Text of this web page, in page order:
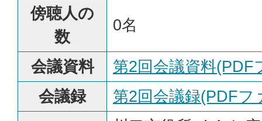
傍聴人の
数
0名
会議資料
第2回会議資料(PDF
会議録
第2回会議録(PDFフ